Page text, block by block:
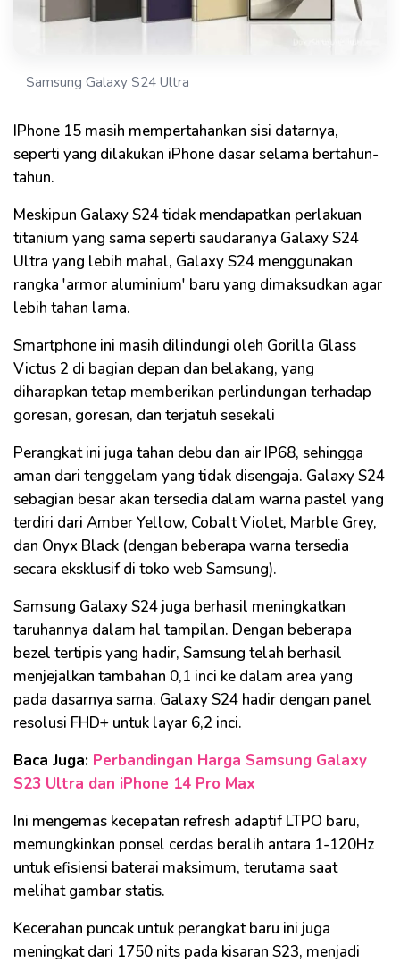
Samsung Galaxy S24 Ultra
IPhone 15 masih mempertahankan sisi datarnya,
seperti yang dilakukan iPhone dasar selama bertahun-
tahun.
Meskipun Galaxy S24 tidak mendapatkan perlakuan
titanium yang sama seperti saudaranya Galaxy S24
Ultra yang lebih mahal, Galaxy S24 menggunakan
rangka 'armor aluminium' baru yang dimaksudkan agar
lebih tahan lama.
Smartphone ini masih dilindungi oleh Gorilla Glass
Victus 2 di bagian depan dan belakang, yang
diharapkan tetap memberikan perlindungan terhadap
goresan, goresan, dan terjatuh sesekali
Perangkat ini juga tahan debu dan air IP68, sehingga
aman dari tenggelam yang tidak disengaja. Galaxy S24
sebagian besar akan tersedia dalam warna pastel yang
terdiri dari Amber Yellow, Cobalt Violet, Marble Grey,
dan Onyx Black (dengan beberapa warna tersedia
secara eksklusif di toko web Samsung).
Samsung Galaxy S24 juga berhasil meningkatkan
taruhannya dalam hal tampilan. Dengan beberapa
bezel tertipis yang hadir, Samsung telah berhasil
menjejalkan tambahan 0,1 inci ke dalam area yang
pada dasarnya sama. Galaxy S24 hadir dengan panel
resolusi FHD+ untuk layar 6,2 inci.
Baca Juga: Perbandingan Harga Samsung Galaxy
S23 Ultra dan iPhone 14 Pro Max
Ini mengemas kecepatan refresh adaptif LTPO baru,
memungkinkan ponsel cerdas beralih antara 1-120Hz
untuk efisiensi baterai maksimum, terutama saat
melihat gambar statis.
Kecerahan puncak untuk perangkat baru ini juga
meningkat dari 1750 nits pada kisaran S23, menjadi